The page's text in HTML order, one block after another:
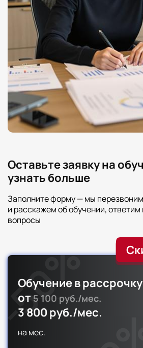
Оставьте заявку на
узнать больше
Заполните форму — мы
и расскажем об обучении,
вопросы
Обучение в рассрочку
от5 100 руб./мес.
3 800 руб./мес.
на мес.